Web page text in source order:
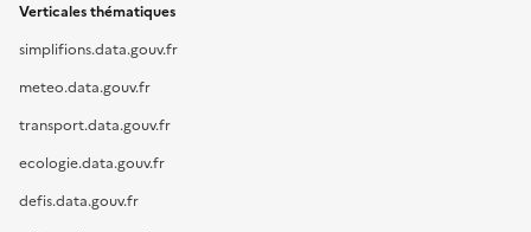
Verticales thématiques
simplifions.data.gouv.fr
meteo.data.gouv.fr
transport.data.gouv.fr
ecologie.data.gouv.fr
defis.data.gouv.fr